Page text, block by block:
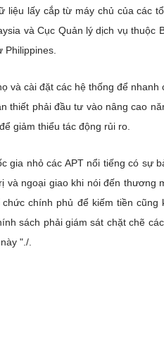
liệu lấy cắp từ máy chủ của các
và Cục Quản lý dịch vụ thuộc
và cài đặt các hệ thống để nhanh
thiết phải đầu tư vào nâng cao
giảm thiểu tác động rủi ro.
gia nhỏ các APT nổi tiếng có sự
và ngoại giao khi nói đến thương
chính phủ để kiếm tiền cũng
sách phải giám sát chặt chẽ
"./.